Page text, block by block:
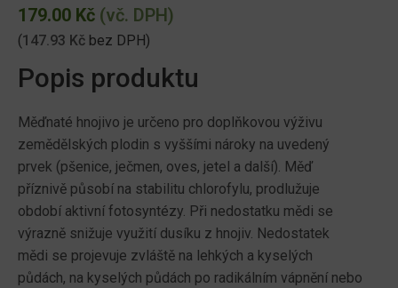
179.00 Kč (vč. DPH)
(147.93 Kč bez DPH)
Popis produktu
Měďnaté hnojivo je určeno pro doplňkovou výživu
zemědělských plodin s vyššími nároky na uvedený
prvek (pšenice, ječmen, oves, jetel a další). Měď
příznivě působí na stabilitu chlorofylu, prodlužuje
období aktivní fotosyntézy. Při nedostatku mědi se
výrazně snižuje využití dusíku z hnojiv. Nedostatek
mědi se projevuje zvláště na lehkých a kyselých
půdách, na kyselých půdách po radikálním vápnění nebo